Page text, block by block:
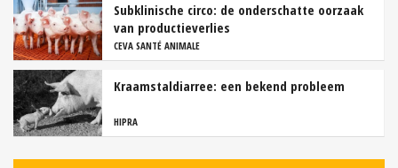
Subklinische circo: de onderschatte oorzaak
van productieverlies
CEVA SANTÉ ANIMALE
Kraamstaldiarree: een bekend probleem
HIPRA